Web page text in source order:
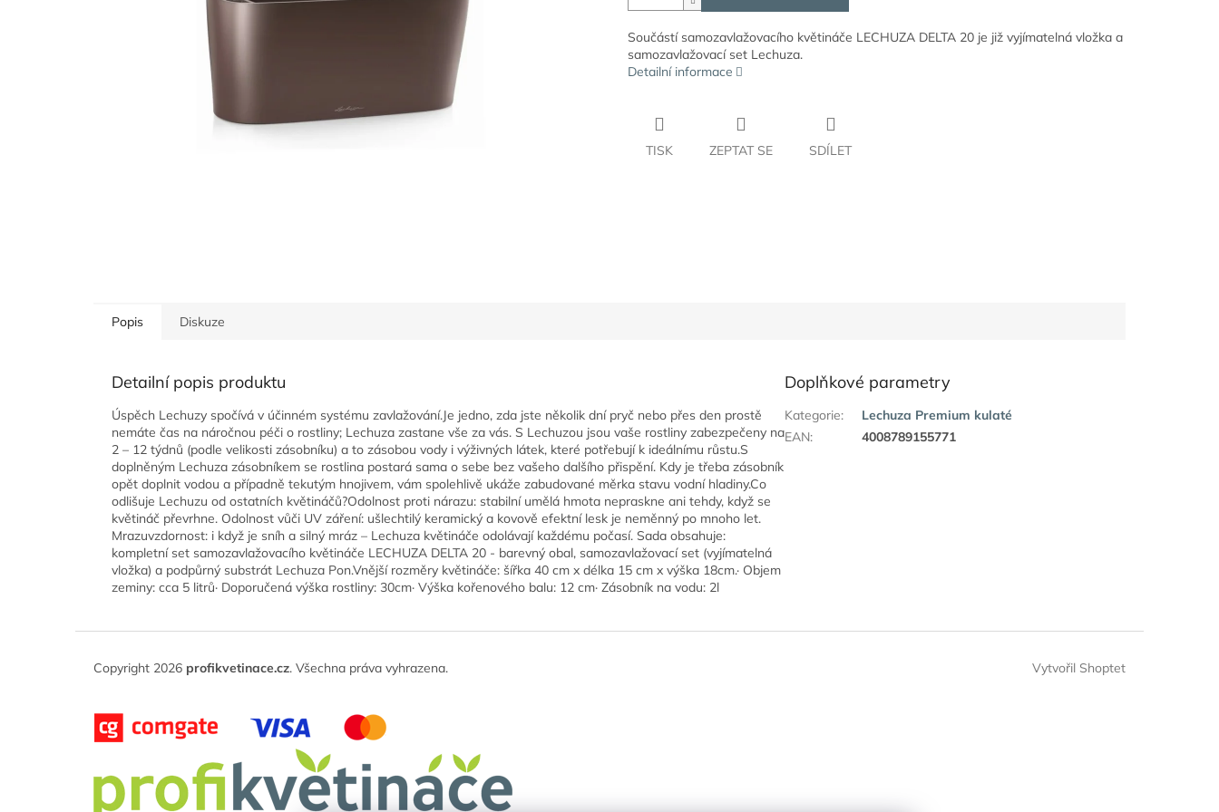
Součástí samozavlažovacího květináče LECHUZA DELTA 20 je již vyjímatelná vložka a
samozavlažovací set Lechuza.
Detailní informace
TISK ZEPTAT SE SDÍLET
Popis Diskuze
Detailní popis produktu
Úspěch Lechuzy spočívá v účinném systému zavlažování.Je jedno, zda jste několik dní pryč nebo přes den prostě
nemáte čas na náročnou péči o rostliny; Lechuza zastane vše za vás. S Lechuzou jsou vaše rostliny zabezpečeny na
2 – 12 týdnů (podle velikosti zásobníku) a to zásobou vody i výživných látek, které potřebují k ideálnímu růstu.S
doplněným Lechuza zásobníkem se rostlina postará sama o sebe bez vašeho dalšího přispění. Kdy je třeba zásobník
opět doplnit vodou a případně tekutým hnojivem, vám spolehlivě ukáže zabudované měrka stavu vodní hladiny.Co
odlišuje Lechuzu od ostatních květináčů?Odolnost proti nárazu: stabilní umělá hmota nepraskne ani tehdy, když se
květináč převrhne. Odolnost vůči UV záření: ušlechtilý keramický a kovově efektní lesk je neměnný po mnoho let.
Mrazuvzdornost: i když je sníh a silný mráz – Lechuza květináče odolávají každému počasí. Sada obsahuje:
kompletní set samozavlažovacího květináče LECHUZA DELTA 20 - barevný obal, samozavlažovací set (vyjímatelná
vložka) a podpůrný substrát Lechuza Pon.Vnější rozměry květináče: šířka 40 cm x délka 15 cm x výška 18cm.· Objem
zeminy: cca 5 litrů· Doporučená výška rostliny: 30cm· Výška kořenového balu: 12 cm· Zásobník na vodu: 2l
Doplňkové parametry
Kategorie:
Lechuza Premium kulaté
EAN: 4008789155771
Vytvořil Shoptet
Copyright 2026 profikvetinace.cz. Všechna práva vyhrazena.